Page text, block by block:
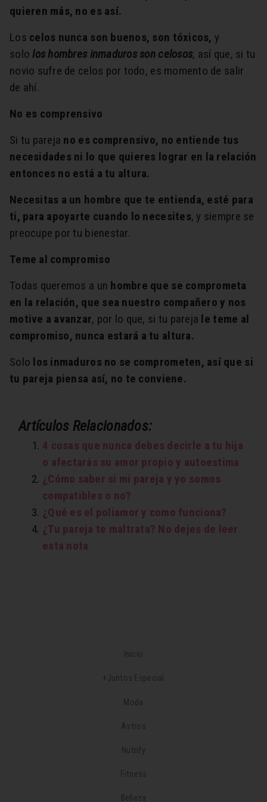
quieren más, no es así.
Los celos nunca son buenos, son tóxicos, y
sololos hombres inmaduros son celosos, así que, si tu
novio sufre de celos por todo, es momento de salir
de ahí.
No es comprensivo
Si tu pareja no es comprensivo, no entiende tus
necesidades ni lo que quieres lograr en la relación
entonces no está a tu altura.
Necesitas a un hombre que te entienda, esté para
ti, para apoyarte cuando lo necesites, y siempre se
preocupe por tu bienestar.
Teme al compromiso
Todas queremos a un hombre que se comprometa
en la relación, que sea nuestro compañero y nos
motive a avanzar, por lo que, si tu pareja le teme al
compromiso, nunca estará a tu altura.
Solo los inmaduros no se comprometen, así que si
tu pareja piensa así, no te conviene.
Artículos Relacionados:
4 cosas que nunca debes decirle a tu hija
o afectarás su amor propio y autoestima
¿Cómo saber si mi pareja y yo somos
compatibles o no?
¿Qué es el poliamor y como funciona?
¿Tu pareja te maltrata? No dejes de leer
esta nota
Inicio
+Juntos Especial
Moda
Astros
Nutrify
Fitness
Belleza